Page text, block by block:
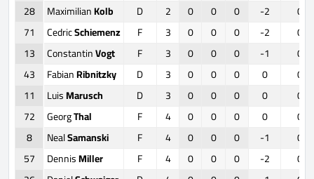
28
MaximilianKolb D 2 0 0 0 -2
0
71
CedricSchiemenz F 3 0 0 0 -2
0
13
ConstantinVogt F 3 0 0 0 -1
0
43
FabianRibnitzky D 3 0 0 0 0
0
11
LuisMarusch D 3 0 0 0 0
0
72
GeorgThal F 4 0 0 0 0
0
8
NealSamanski F 4 0 0 0 -1
0
57
DennisMiller F 4 0 0 0 -2
0